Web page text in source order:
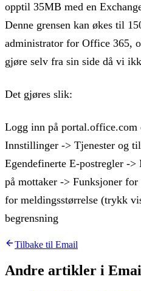
opptil 35MB med en
Denne grensen kan økes til
administrator for Office 365,
gjøre selv fra sin side då vi
Det gjøres slik:
Logg inn på
Innstillinger -> Tjenester og
Egendefinerte E-postregler -
på mottaker -> Funksjoner
for meldingsstørrelse (trykk
begrensning
Tilbake til Email
Andre artikler i